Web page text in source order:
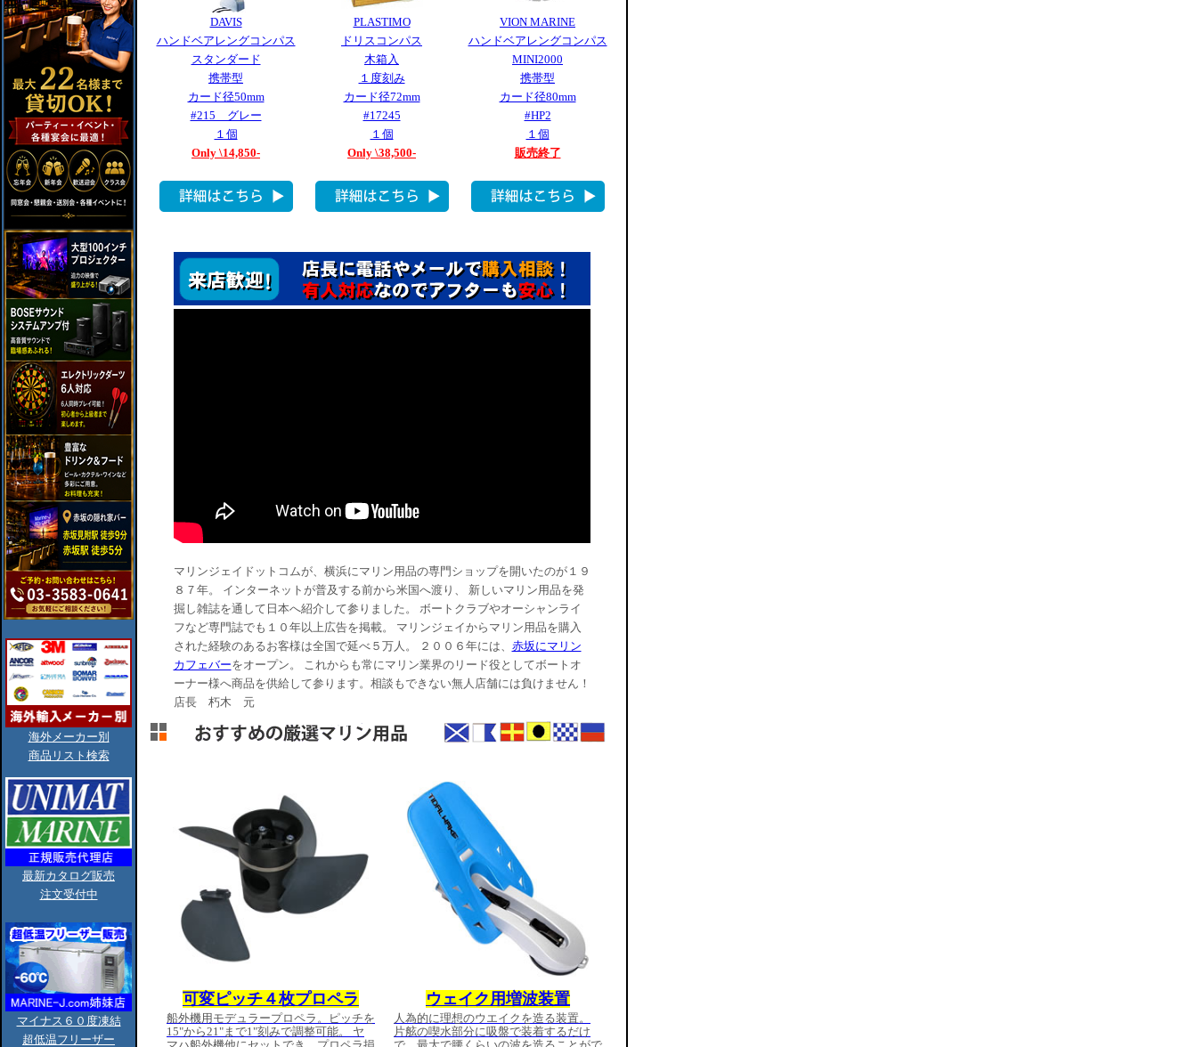
海外メーカー別
商品リスト検索
最新カタログ販売
注文受付中
マイナス６０度凍結
超低温フリーザー
DAVIS
ハンドベアレングコンパス
スタンダード
携帯型
カード径50mm
#215 グレー
１個
Only \14,850-
PLASTIMO
ドリスコンパス
木箱入
１度刻み
カード径72mm
#17245
１個
Only \38,500-
VION MARINE
ハンドベアレングコンパス
MINI2000
携帯型
カード径80mm
#HP2
１個
販売終了
マリンジェイドットコムが、横浜にマリン用品の専門ショップを開いたのが１９
８７年。 インターネットが普及する前から米国へ渡り、 新しいマリン用品を発
掘し雑誌を通して日本へ紹介して参りました。 ボートクラブやオーシャンライ
フなど専門誌でも１０年以上広告を掲載。 マリンジェイからマリン用品を購入
された経験のあるお客様は全国で延べ５万人。 ２００６年には、 赤坂にマリン
カフェバーをオープン。 これからも常にマリン業界のリード役としてボートオ
ーナー様へ商品を供給して参ります。相談もできない無人店舗には負けません！
店長 朽木 元